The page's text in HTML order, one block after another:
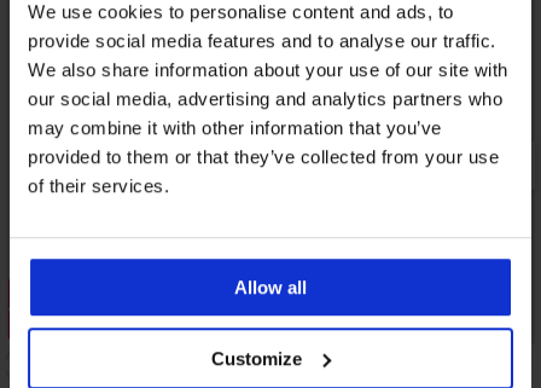
We use cookies to personalise content and ads, to
provide social media features and to analyse our traffic.
We also share information about your use of our site with
our social media, advertising and analytics partners who
may combine it with other information that you’ve
provided to them or that they’ve collected from your use
of their services.
Allow all
Customize
Отстъпка -70%
5
Отстъпка -70%